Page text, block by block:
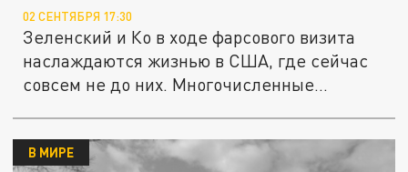
02 СЕНТЯБРЯ 17:30
Зеленский и Ко в ходе фарсового визита
наслаждаются жизнью в США, где сейчас
совсем не до них. Многочисленные...
В МИРЕ